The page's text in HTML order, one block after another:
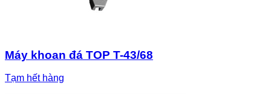
Máy khoan đá TOP T-43/68
Tạm hết hàng